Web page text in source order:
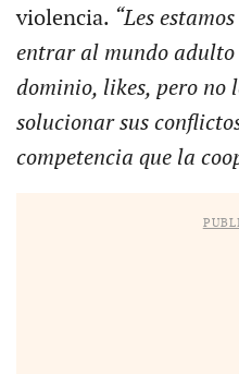
violencia. “Les
entrar al mundo adulto
dominio, likes, pero no
solucionar sus
competencia que la